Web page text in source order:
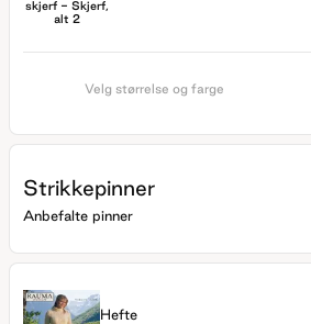
skjerf - Skjerf,
alt 2
Velg størrelse og farge
Strikkepinner
Anbefalte pinner
Hefte